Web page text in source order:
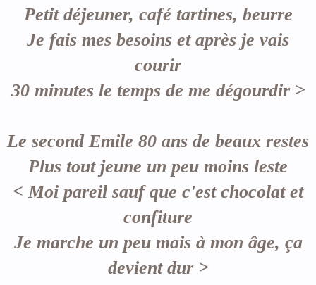
Petit déjeuner, café tartines, beurre
Je fais mes besoins et après je vais
courir
30 minutes le temps de me dégourdir >
Le second Emile 80 ans de beaux restes
Plus tout jeune un peu moins leste
< Moi pareil sauf que c'est chocolat et
confiture
Je marche un peu mais à mon âge, ça
devient dur >